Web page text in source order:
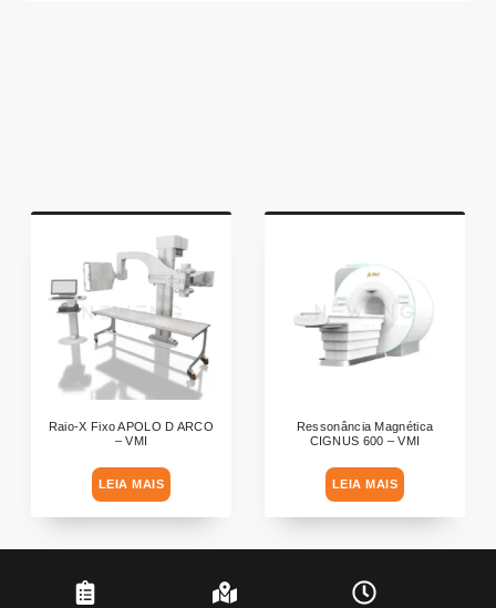
Raio-X Fixo APOLO D ARCO
– VMI
LEIA MAIS
Ressonância Magnética
CIGNUS 600 – VMI
LEIA MAIS